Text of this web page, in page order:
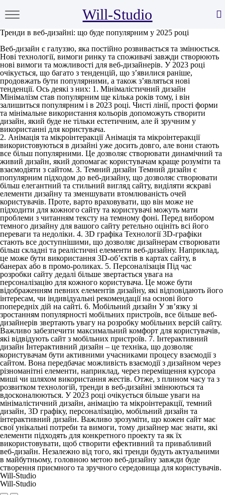
Will-Studio
Тренди в веб-дизайні: що буде популярним у 2025 році
Веб-дизайн є галуззю, яка постійно розвивається та змінюється.
Нові технології, вимоги ринку та споживачі завжди створюють
нові вимоги та можливості для веб-дизайнерів. У 2023 році
очікується, що багато з тенденцій, що з’явилися раніше,
продовжать бути популярними, а також з’являться нові
тенденції. Ось деякі з них: 1. Мінімалістичний дизайн
Мінімалізм став популярним ще кілька років тому, і він
залишиться популярним і в 2023 році. Чисті лінії, прості форми
та мінімальне використання кольорів допоможуть створити
дизайн, який буде не тільки естетичним, але й зручним у
використанні для користувача.
2. Анімація та мікроінтеракціїАнімація та мікроінтеракції
використовуються в дизайні уже досить довго, але вони стають
все більш популярними. Це дозволяє створювати динамічний та
живий дизайн, який допомагає користувачам краще розуміти та
взаємодіяти з сайтом. 3. Темний дизайн Темний дизайн є
популярним підходом до веб-дизайну, що дозволяє створювати
більш елегантний та стильний вигляд сайту, виділяти яскраві
елементи дизайну та зменшувати втомлюваність очей
користувачів. Проте, варто враховувати, що він може не
підходити для кожного сайту та користувачі можуть мати
проблеми з читанням тексту на темному фоні. Перед вибором
темного дизайну для вашого сайту ретельно оцініть всі його
переваги та недоліки. 4. 3D графіка Технології 3D-графіки
стають все доступнішими, що дозволяє дизайнерам створювати
більш складні та реалістичні елементи веб-дизайну. Наприклад,
це може бути використання 3D-об’єктів в картах сайту, в
банерах або в промо-роликах. 5. Персоналізація Під час
розробки сайту дедалі більше звертається увага на
персоналізацію для кожного користувача. Це може бути
відображенням певних елементів дизайну, які відповідають його
інтересам, чи індивідуальні рекомендації на основі його
попередніх дій на сайті. 6. Мобільний дизайн У зв’язку зі
зростанням популярності мобільних пристроїв, все більше веб-
дизайнерів звертають увагу на розробку мобільних версій сайту.
Важливо забезпечити максимальний комфорт для користувачів,
які відвідують сайт з мобільних пристроїв. 7. Інтерактивний
дизайн Інтерактивний дизайн – це техніка, що дозволяє
користувачам бути активними учасниками процесу взаємодії з
сайтом. Вона передбачає можливість взаємодії з дизайном через
різноманітні елементи, наприклад, через переміщення курсора
миші чи шляхом використання жестів. Отже, з плином часу та з
розвитком технологій, тренди в веб-дизайні змінюються та
вдосконалюються. У 2023 році очікується більше уваги на
мінімалістичний дизайн, анімацію та мікроінтеракції, темний
дизайн, 3D графіку, персоналізацію, мобільний дизайн та
інтерактивний дизайн. Важливо зрозуміти, що кожен сайт має
свої унікальні потреби та вимоги, тому дизайнер має знати, які
елементи підходять для конкретного проекту та як їх
використовувати, щоб створити ефективний та привабливий
веб-дизайн. Незалежно від того, які тренди будуть актуальними
в майбутньому, головною метою веб-дизайну завжди буде
створення приємного та зручного середовища для користувачів.
Will-Studio
Will-Studio